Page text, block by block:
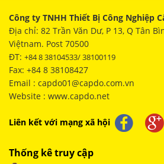
Công ty TNHH Thiết Bị Công Nghiệp
Địa chỉ: 82 Trần Văn Dư, P 13, Q Tân
Việtnam. Post 70500
ĐT: +84 8 38104533/ 38100119
Fax: +84 8 38108427
Email : capdo01@capdo.com.vn
Website : www.capdo.net
Liên kết với mạng xã hội
Thống kê truy cập